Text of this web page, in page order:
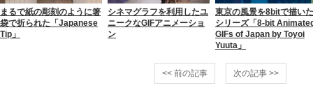
まるで紙の彫刻のように箸
袋で折られた「Japanese
Tip」
シネマグラフを利用したユ
ニークなGIFアニメーショ
ン
東京の風景を8bitで描いた
シリーズ「8-bit
GIFs of Japan by Toyoi
Yuuta」
<< 前の記事 次の記事 >>